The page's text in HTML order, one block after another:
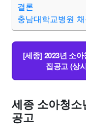
부동산
결론
충남대학교병원
[세종] 2023년 소
집공고 (상
세종 소아청소
공고